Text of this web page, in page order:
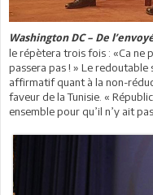
Washington DC – De
le répètera trois fois : «Ca ne
passera pas ! » Le redoutable
affirmatif quant à la non-
faveur de la Tunisie. «
ensemble pour qu’il n’y ait